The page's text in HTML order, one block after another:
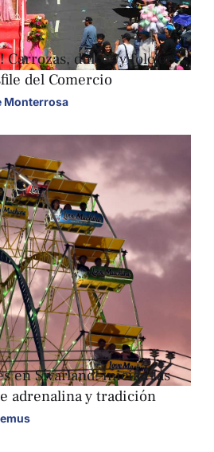
Carrozas, dulces y folclor
del Comercio
Monterrosa
en Sívarland! inician las
adrenalina y tradición